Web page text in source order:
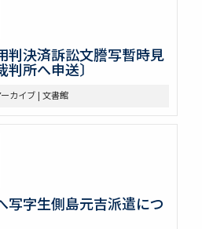
判決済訴訟文謄写暫時見
所へ申送〕
カイブ | 文書館
写字生側島元吉派遣につ